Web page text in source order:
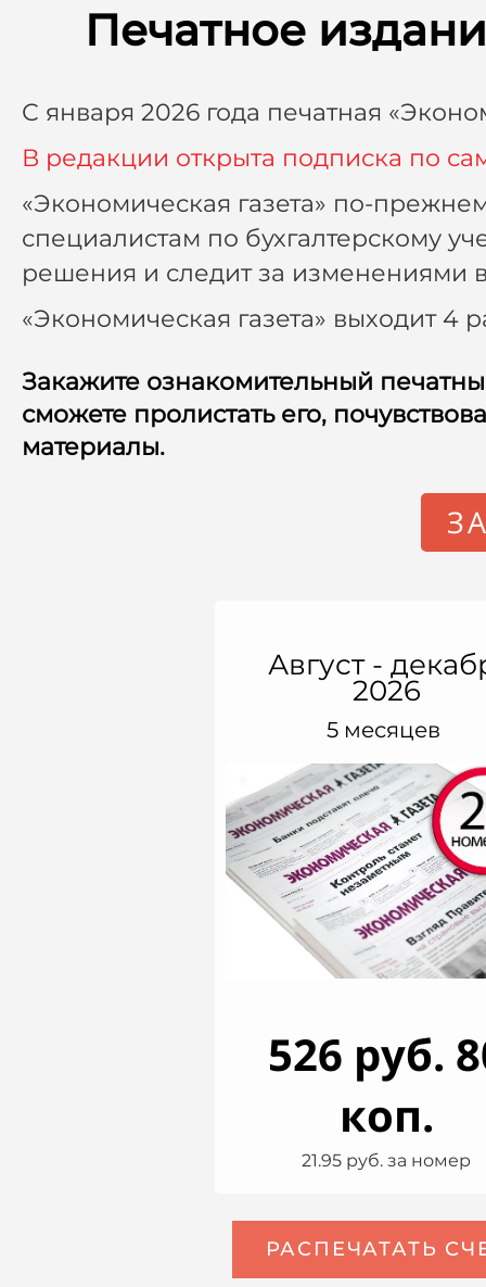
Печатное
С января 2026 года печатная
В редакции открыта подписка по
«Экономическая газета» по-
специалистам по бухгалтерскому
решения и следит за изменениями
«Экономическая газета» выходит 4
Закажите ознакомительный
сможете пролистать его,
материалы.
Август-
2026
5 месяцев
526 руб.
коп.
21.95 руб. за номер
РАСПЕЧАТАТЬ